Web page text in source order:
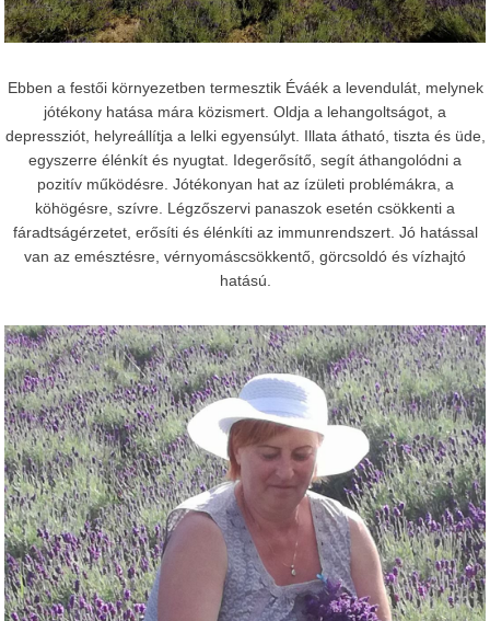
Ebben a festői környezetben termesztik Éváék a levendulát, melynek
jótékony hatása mára közismert. Oldja a lehangoltságot, a
depressziót, helyreállítja a lelki egyensúlyt. Illata átható, tiszta és üde,
egyszerre élénkít és nyugtat. Idegerősítő, segít áthangolódni a
pozitív működésre. Jótékonyan hat az ízületi problémákra, a
köhögésre, szívre. Légzőszervi panaszok esetén csökkenti a
fáradtságérzetet, erősíti és élénkíti az immunrendszert. Jó hatással
van az emésztésre, vérnyomáscsökkentő, görcsoldó és vízhajtó
hatású.